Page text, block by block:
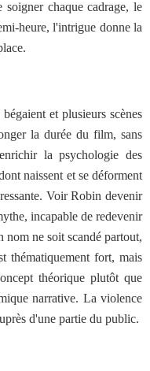
chaque cadrage, le
heure, l'intrigue donne la
et plusieurs scènes
la durée du film, sans
la psychologie des
naissent et se déforment
Voir Robin devenir
incapable de redevenir
ne soit scandé partout,
thématiquement fort, mais
théorique plutôt que
narrative. La violence
d'une partie du public.